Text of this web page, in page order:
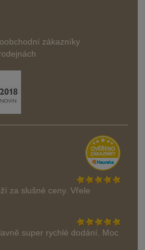
zákazníky
za slušné ceny. Vřele
super rychlé dodání. Moc